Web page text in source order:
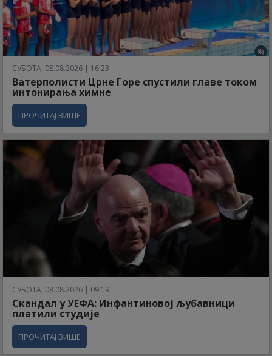
СУБОТА, 08.08.2026 | 16:23
Ватерполисти Црне Горе спустили главе током
интонирања химне
ПРОЧИТАЈ ВИШЕ
СУБОТА, 08.08.2026 | 09:19
Скандал у УЕФА: Инфантиновој љубавници
платили студије
ПРОЧИТАЈ ВИШЕ